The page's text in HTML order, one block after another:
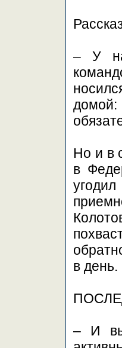
– У
Но и в
в
в
– И